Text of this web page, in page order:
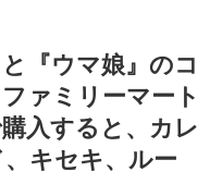
に製作時のエピソードをお
。『赫本』は、〈試験問題〉
です。
『ウマ娘』のコ
ァミリーマート
入すると、カレ
キセキ、ルー